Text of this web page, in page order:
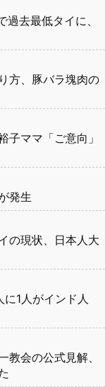
過去最低タイに、
方、豚バラ塊肉の
子ママ「ご意向」
発生
の現状、日本人大
1人がインド人
教会の公式見解、